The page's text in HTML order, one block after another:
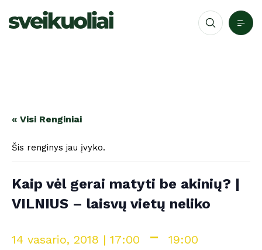
« Visi Renginiai
Šis renginys jau įvyko.
Kaip vėl gerai matyti be akinių? |
VILNIUS – laisvų vietų neliko
14 vasario, 2018 | 17:00 - 19:00